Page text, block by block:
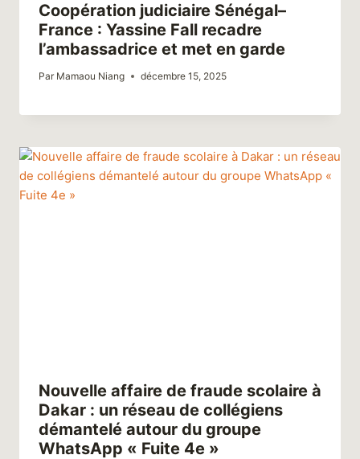
Coopération judiciaire Sénégal–
France : Yassine Fall recadre
l’ambassadrice et met en garde
Par Mamaou Niang décembre 15, 2025
Nouvelle affaire de fraude scolaire à
Dakar : un réseau de collégiens
démantelé autour du groupe
WhatsApp « Fuite 4e »